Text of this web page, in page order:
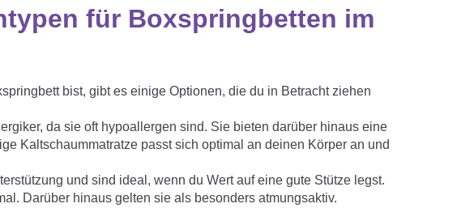
für Boxspringbetten im
bist, gibt es einige Optionen, die du in Betracht ziehen
da sie oft hypoallergen sind. Sie bieten darüber hinaus eine
Kaltschaummatratze passt sich optimal an deinen Körper an und
und sind ideal, wenn du Wert auf eine gute Stütze legst.
Darüber hinaus gelten sie als besonders atmungsaktiv.